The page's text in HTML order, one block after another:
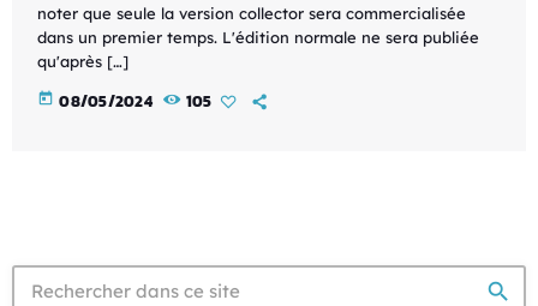
noter que seule la version collector sera commercialisée
dans un premier temps. L'édition normale ne sera publiée
qu'après […]
today 08/05/2024 105
search